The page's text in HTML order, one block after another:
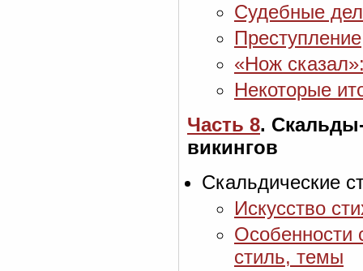
Судебные
«Нож
Некоторые
Часть 8.
викингов
Скальдические
Искусство
Особенности
стиль, темы